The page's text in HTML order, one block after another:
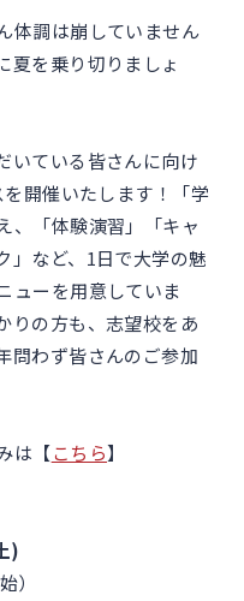
体調は崩していません
夏を乗り切りましょ
いている皆さんに向け
開催いたします！「学
、「体験演習」「キャ
」など、1日で大学の魅
ューを用意していま
りの方も、志望校をあ
問わず皆さんのご参加
は【こちら】
)
）